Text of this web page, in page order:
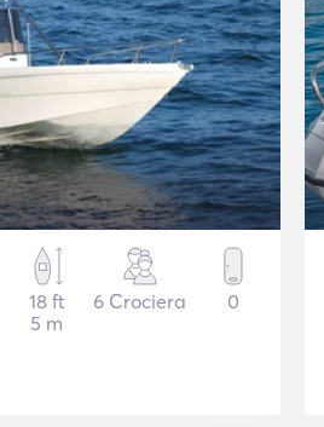
18 ft
5 m
6 Crociera 0